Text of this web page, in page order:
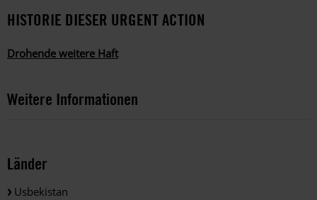
HISTORIE DIESER URGENT ACTION
Drohende weitere Haft
Weitere Informationen
Länder
Usbekistan